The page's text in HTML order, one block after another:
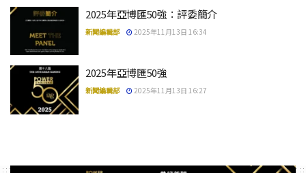
2025年亞博匯50強：評委簡介
新聞編輯部 2025年11月13日 16:34
2025年亞博匯50強
新聞編輯部 2025年11月13日 16:27